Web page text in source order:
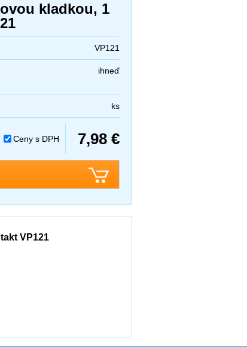
kladkou, 1
VP121
ihneď
ks
Ceny s DPH 7,98 €
VP121